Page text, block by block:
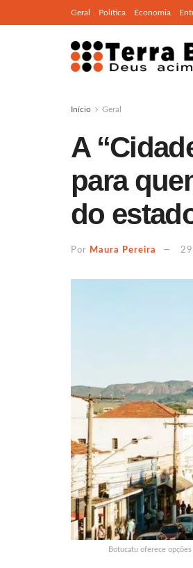
Geral Política Economia
Início Geral
A
para
do
Por Maura Pereira
Botucatu oferece